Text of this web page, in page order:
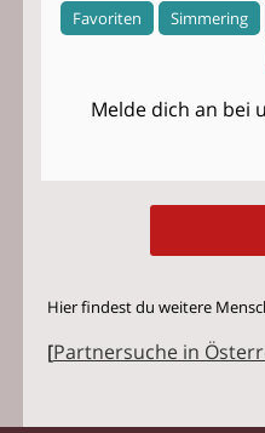
Favoriten
Simmering
Melde dich an bei
Hier findest du weitere
[Partnersuche in